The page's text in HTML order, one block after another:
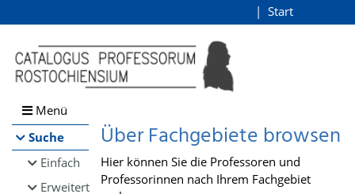
Browsen
direkt zum Inhalt
Start
Menü
Suche
Einfach
Erweitert
Über Fachgebiete browsen
Hier können Sie die Professoren und
Professorinnen nach Ihrem Fachgebiet